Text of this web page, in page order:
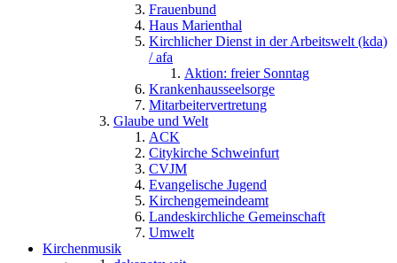
Frauenbund
Haus Marienthal
Kirchlicher Dienst in der Arbeitswelt (kda)
/ afa
Aktion: freier Sonntag
Krankenhausseelsorge
Mitarbeitervertretung
Glaube und Welt
ACK
Citykirche Schweinfurt
CVJM
Evangelische Jugend
Kirchengemeindeamt
Landeskirchliche Gemeinschaft
Umwelt
Kirchenmusik